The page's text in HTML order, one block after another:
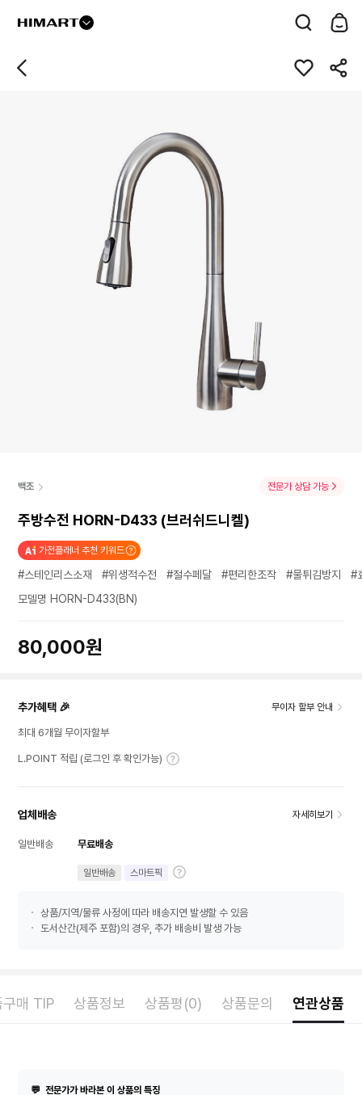
백조 전문가 상담 가능
주방수전 HORN-D433 (브러쉬드니켈)
가전플래너 추천 키워드
#스테인리스소재 #위생적수전 #절수페달 #편리한조작 #물튀김방지
#
모델명 HORN-D433(BN)
80,000원
추가혜택 🎉 무이자 할부 안내
최대 6개월 무이자할부
L.POINT 적립 (로그인 후 확인가능)
업체배송 자세히보기
일반배송 무료배송
일반배송 스마트픽
상품/지역/물류 사정에 따라 배송지연 발생할 수 있음
도서산간(제주 포함)의 경우, 추가 배송비 발생 가능
구매 TIP 상품정보 상품평(0) 상품문의 연관상품
💬 전문가가 바라본 이 상품의 특징